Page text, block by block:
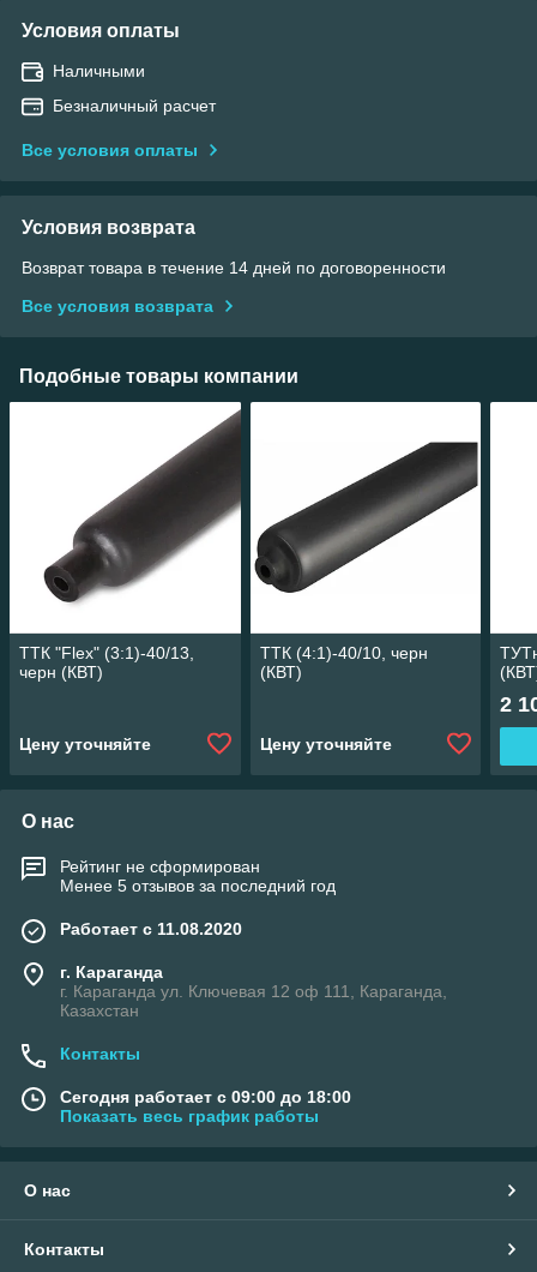
Условия оплаты
Наличными
Безналичный расчет
Все условия оплаты
Условия возврата
Возврат товара в течение 14 дней по договоренности
Все условия возврата
Подобные товары компании
ТТК "Flex" (3:1)-40/13,
черн (КВТ)
Цену уточняйте
ТТК (4:1)-40/10, черн
(КВТ)
Цену уточняйте
2
О нас
Рейтинг не сформирован
Менее 5 отзывов за последний год
Работает с 11.08.2020
г. Караганда
г. Караганда ул. Ключевая 12 оф 111, Караганда,
Казахстан
Контакты
Сегодня работает с 09:00 до 18:00
Показать весь график работы
О нас
Контакты